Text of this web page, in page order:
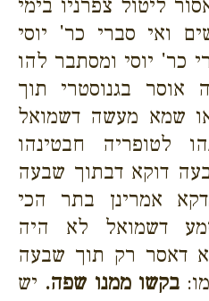
ליטול צפרניו בימי
ואי סברי כר' יוסי
כר' יוסי ומסתבר להו
אוסר בגנוסטרי תוך
שמא מעשה דשמואל
לטופריה חבטינהו
דוקא דבתוך שבעה
אמרינן בתר הכי
דשמואל לא היה
דאסר רק תוך שבעה
בקשו ממנו שפה. יש